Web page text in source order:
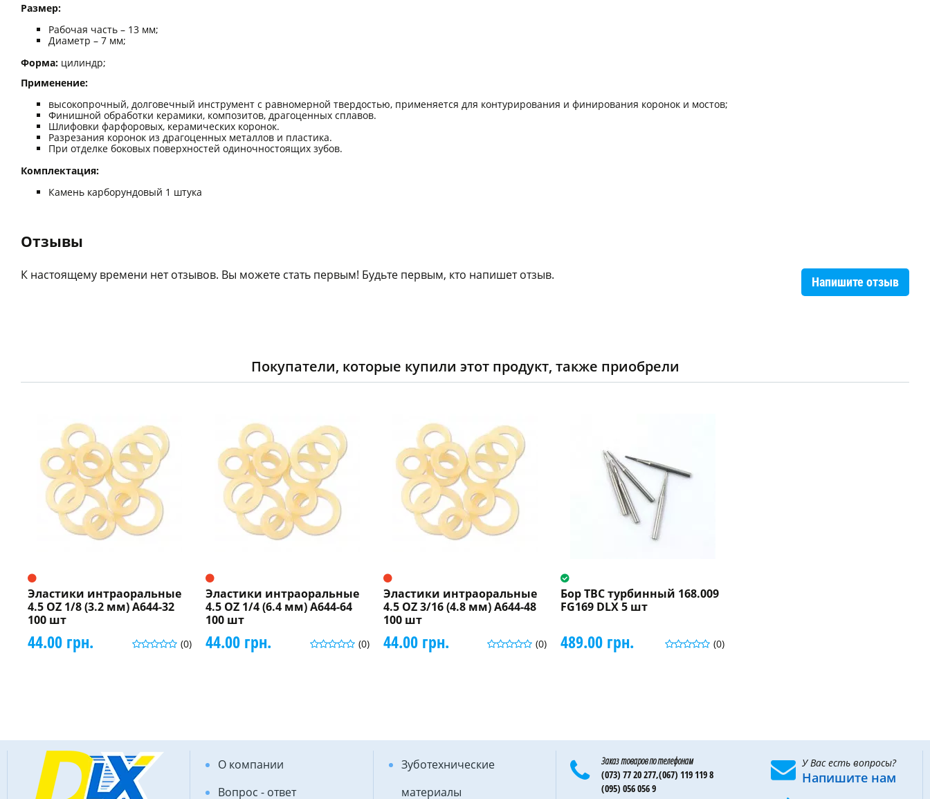
Размер:
Рабочая часть – 13 мм;
Диаметр – 7 мм;
Форма: цилиндр;
Применение:
высокопрочный, долговечный инструмент с равномерной твердостью, применяется для контурирования и финирования коронок и мостов;
Финишной обработки керамики, композитов, драгоценных сплавов.
Шлифовки фарфоровых, керамических коронок.
Разрезания коронок из драгоценных металлов и пластика.
При отделке боковых поверхностей одиночностоящих зубов.
Комплектация:
Камень карборундовый 1 штука
Отзывы
Напишите отзыв
К настоящему времени нет отзывов. Вы можете стать первым! Будьте первым, кто напишет отзыв.
Покупатели, которые купили этот продукт, также приобрели
Эластики интраоральные
4.5 OZ 1/8 (3.2 мм) A644-32
100 шт
(0)
44.00 грн.
Эластики интраоральные
4.5 OZ 1/4 (6.4 мм) A644-64
100 шт
(0)
44.00 грн.
Эластики интраоральные
4.5 OZ 3/16 (4.8 мм) A644-48
100 шт
(0)
44.00 грн.
Бор ТВС турбинный 168.009
FG169 DLX 5 шт
(0)
489.00 грн.
О компании
Вопрос - ответ
Зуботехнические
материалы
Заказ товаров по телефонам
(073) 77 20 277,(067) 119 119 8
(095) 056 056 9
У Вас есть вопросы?
Напишите нам